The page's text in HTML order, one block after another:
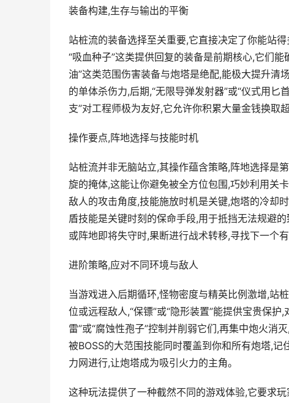
装备构建,生存与输出的平衡
站桩流的装备选择至关重要,它直接决定了你能站
“吸血种子”这类提供回复的装备是前期核心,它们
油”这类范围伤害装备与炮塔是绝配,能极大提升清
的单体杀伤力,后期,“无限导弹发射器”或“仪式用
支”对工程师极为友好,它允许你积累大量金钱换取
操作要点,阵地选择与技能时机
站桩流并非无脑站立,其操作蕴含策略,阵地选择是
旋的掩体,这能让你避免被全方位包围,巧妙利用关
敌人的攻击角度,技能施放时机是关键,炮塔的冷却
盾技能是关键时刻的保命手段,用于抵挡无法规避
或阵地即将失守时,果断进行战术转移,寻找下一个
进阶策略,应对不同环境与敌人
当游戏进入后期循环,怪物密度与精英比例激增,站
位或远程敌人,“保镖”或“隐形装置”能提供宝贵保
雷”或“腐蚀性孢子”控制并削弱它们,再集中炮火消
被BOSS的大范围技能同时覆盖到你和所有炮塔,
力网进行,让炮塔成为吸引火力的主角。
这种玩法提供了一种截然不同的游戏体验,它要求